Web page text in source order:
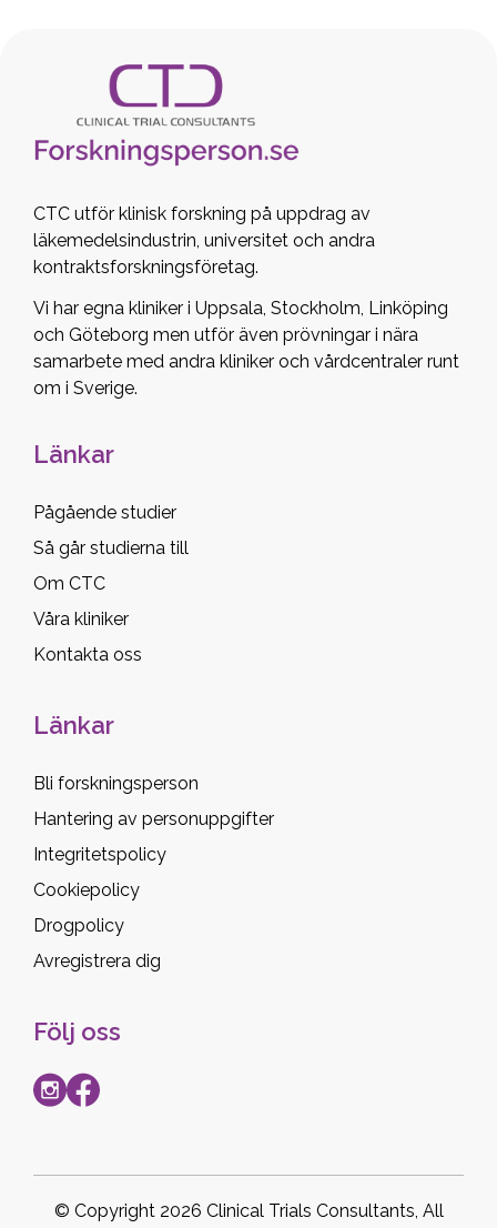
CTC utför klinisk forskning på uppdrag av
läkemedelsindustrin, universitet och andra
kontraktsforskningsföretag.
Vi har egna kliniker i Uppsala, Stockholm, Linköping
och Göteborg men utför även prövningar i nära
samarbete med andra kliniker och vårdcentraler runt
om i Sverige.
Länkar
Pågående studier
Så går studierna till
Om CTC
Våra kliniker
Kontakta oss
Länkar
Bli forskningsperson
Hantering av personuppgifter
Integritetspolicy
Cookiepolicy
Drogpolicy
Avregistrera dig
Följ oss
© Copyright 2026 Clinical Trials Consultants, All